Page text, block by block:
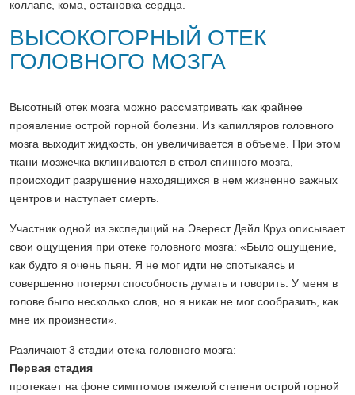
коллапс, кома, остановка сердца.
ВЫСОКОГОРНЫЙ ОТЕК
ГОЛОВНОГО МОЗГА
Высотный отек мозга можно рассматривать как крайнее
проявление острой горной болезни. Из капилляров головного
мозга выходит жидкость, он увеличивается в объеме. При этом
ткани мозжечка вклиниваются в ствол спинного мозга,
происходит разрушение находящихся в нем жизненно важных
центров и наступает смерть.
Участник одной из экспедиций на Эверест Дейл Круз описывает
свои ощущения при отеке головного мозга: «Было ощущение,
как будто я очень пьян. Я не мог идти не спотыкаясь и
совершенно потерял способность думать и говорить. У меня в
голове было несколько слов, но я никак не мог сообразить, как
мне их произнести».
Различают 3 стадии отека головного мозга:
Первая стадия
протекает на фоне симптомов тяжелой степени острой горной